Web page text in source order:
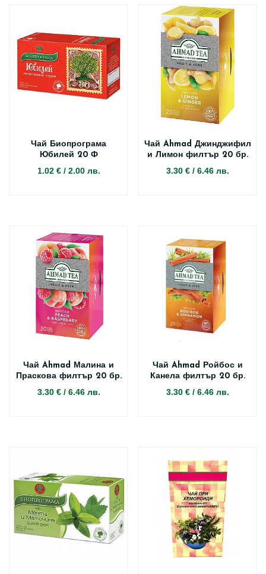
Чай Биопрограма
Юбилей 20 Ф
1.02 €/ 2.00 лв.
Чай Ahmad Джинджифил
и Лимон филтър 20 бр.
3.30 €/ 6.46 лв.
Чай Ahmad Малина и
Праскова филтър 20 бр.
3.30 €/ 6.46 лв.
Чай Ahmad Ройбос и
Канела филтър 20 бр.
3.30 €/ 6.46 лв.